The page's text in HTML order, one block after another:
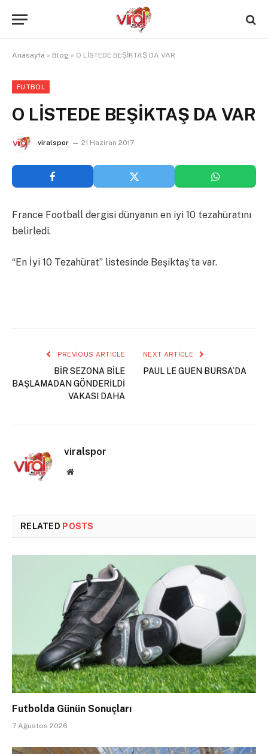
Anasayfa » Blog » O LİSTEDE BEŞİKTAŞ DA VAR
FUTBOL
O LİSTEDE BEŞİKTAŞ DA VAR
viralspor 21 Haziran 2017
France Football dergisi dünyanın en iyi 10 tezahüratını
belirledi.
“En İyi 10 Tezahürat” listesinde Beşiktaş’ta var.
PREVIOUS ARTICLE
BİR SEZONA BİLE
BAŞLAMADAN GÖNDERİLDİ
VAKASI DAHA
NEXT ARTICLE
PAUL LE GUEN BURSA’DA
viralspor
Website
RELATED POSTS
Futbolda Günün Sonuçları
7 Ağustos 2026